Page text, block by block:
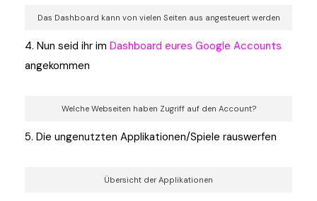
Das Dashboard kann von vielen Seiten aus angesteuert werden
Nun seid ihr im Dashboard eures Google Accounts
angekommen
Welche Webseiten haben Zugriff auf den Account?
Die ungenutzten Applikationen/Spiele rauswerfen
Übersicht der Applikationen